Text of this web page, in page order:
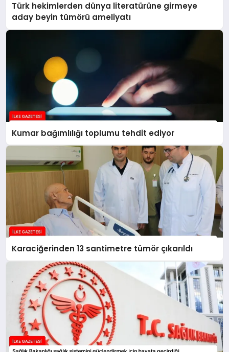
Türk hekimlerden dünya literatürüne girmeye
aday beyin tümörü ameliyatı
Kumar bağımlılığı toplumu tehdit ediyor
Karaciğerinden 13 santimetre tümör çıkarıldı